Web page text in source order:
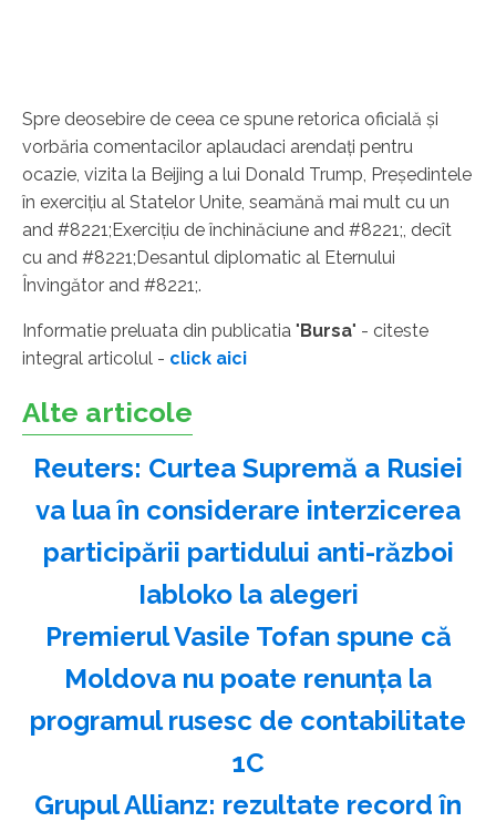
Spre deosebire de ceea ce spune retorica oficială şi
vorbăria comentacilor aplaudaci arendaţi pentru
ocazie, vizita la Beijing a lui Donald Trump, Preşedintele
în exerciţiu al Statelor Unite, seamănă mai mult cu un
and #8221;Exerciţiu de închinăciune and #8221;, decît
cu and #8221;Desantul diplomatic al Eternului
Învingător and #8221;.
Informatie preluata din publicatia "Bursa" - citeste
integral articolul - click aici
Alte articole
Reuters: Curtea Supremă a Rusiei
va lua în considerare interzicerea
participării partidului anti-război
Iabloko la alegeri
Premierul Vasile Tofan spune că
Moldova nu poate renunţa la
programul rusesc de contabilitate
1C
Grupul Allianz: rezultate record în